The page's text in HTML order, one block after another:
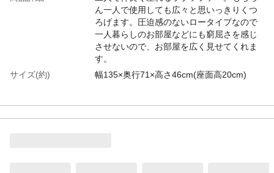
ん一人で使用しても広々と思いっきりくつ
ろげます。圧迫感のないロータイプなので
一人暮らしのお部屋などにも窮屈さを感じ
させないので、お部屋を広く見せてくれま
す。
サイズ(約)
幅135×奥行71×高さ46cm(座面高20cm)
重量(約)
5.4kg